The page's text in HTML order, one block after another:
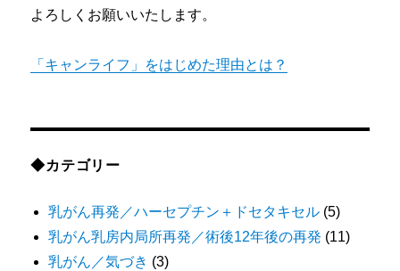
よろしくお願いいたします。
「キャンライフ」をはじめた理由とは？
◆カテゴリー
乳がん再発／ハーセプチン＋ドセタキセル (5)
乳がん乳房内局所再発／術後12年後の再発 (11)
乳がん／気づき (3)